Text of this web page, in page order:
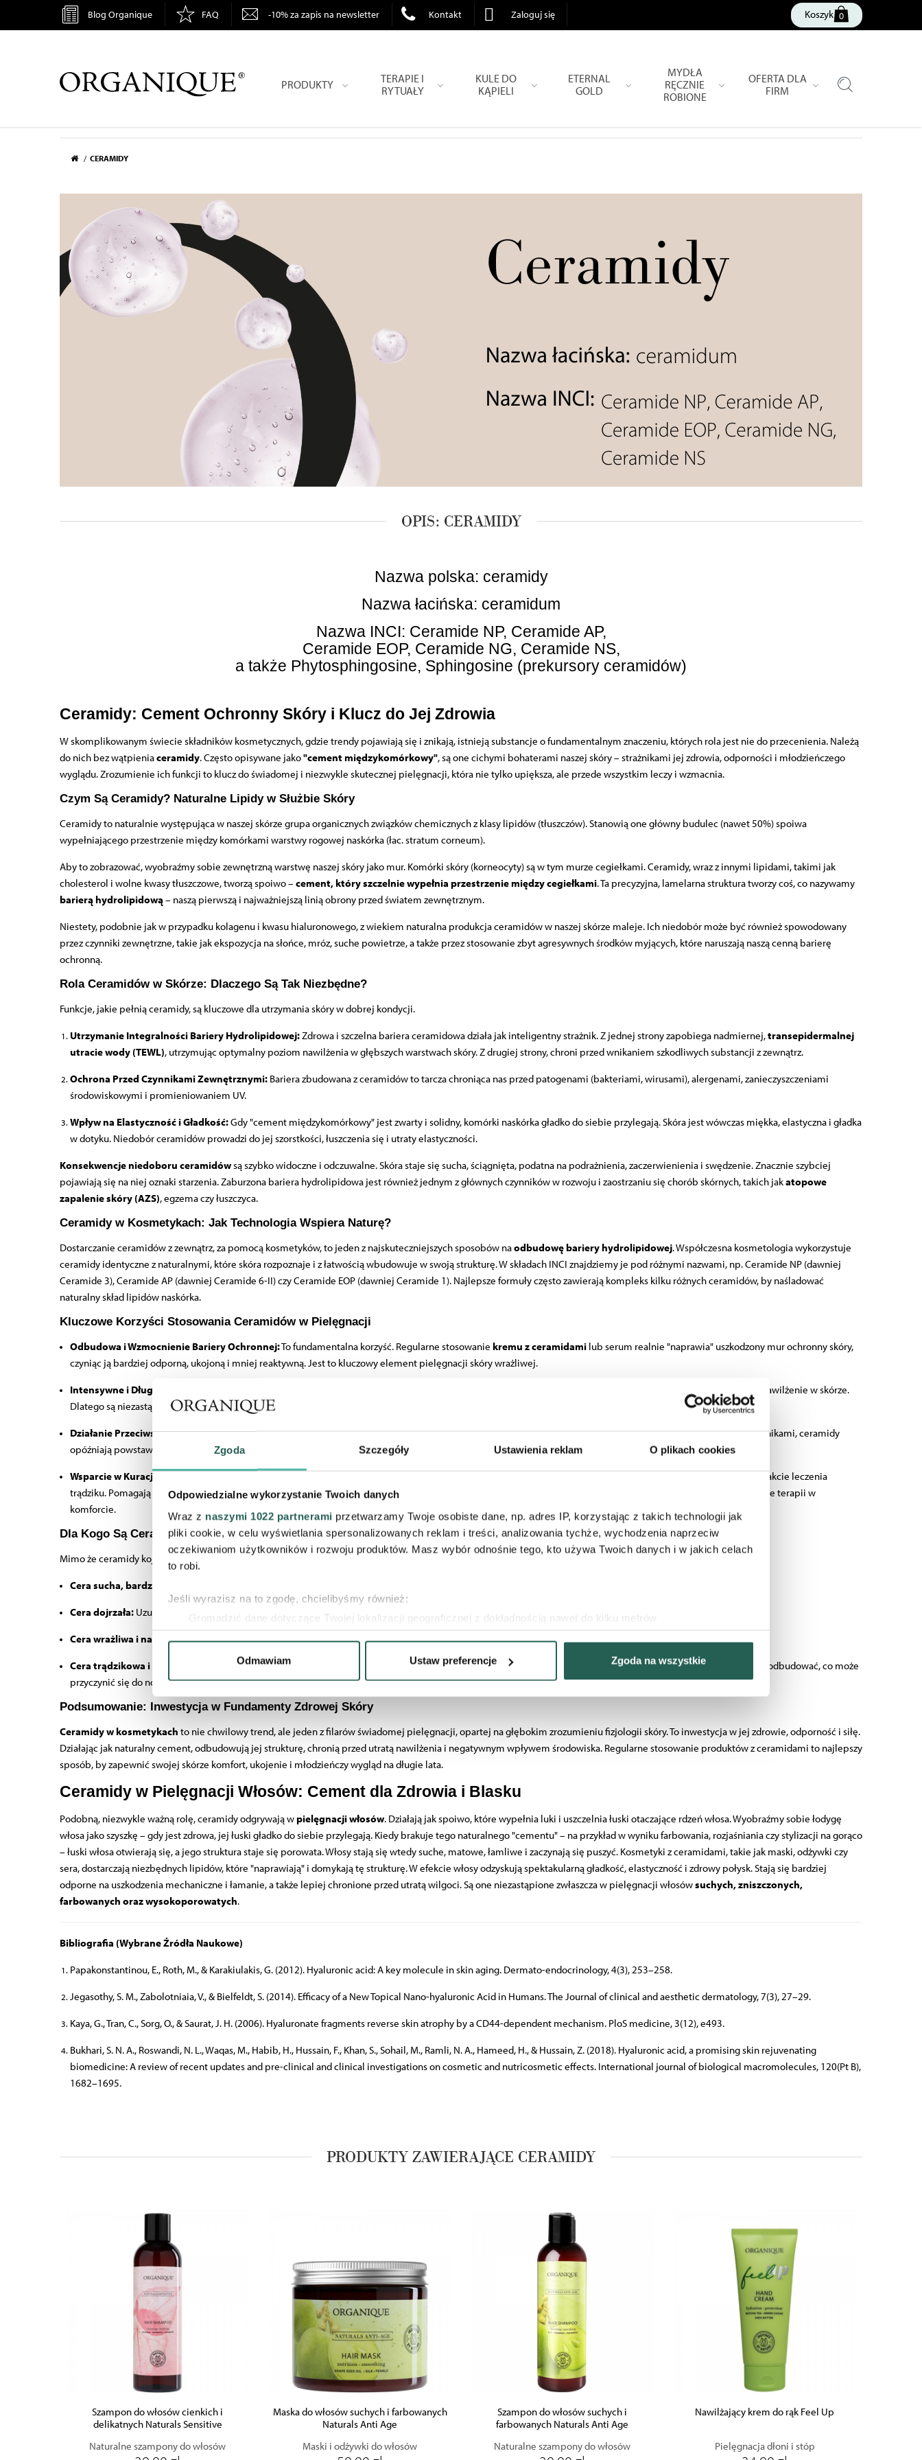
Zgoda Szczegóły Ustawienia reklam O plikach cookies
Odpowiedzialne wykorzystanie Twoich danych
Wraz z naszymi 1022 partnerami przetwarzamy Twoje osobiste dane, np. adres IP, korzystając z takich technologii jak
pliki cookie, w celu wyświetlania spersonalizowanych reklam i treści, analizowania tychże, wychodzenia naprzeciw
oczekiwaniom użytkowników i rozwoju produktów. Masz wybór odnośnie tego, kto używa Twoich danych i w jakich celach
to robi.
Jeśli wyrazisz na to zgodę, chcielibyśmy również:
Gromadzić dane dotyczące Twojej lokalizacji geograficznej z dokładnością nawet do kilku metrów
Identyfikować Twoje urządzenie, aktywnie analizując charakteryzującego je zbiory danych (fingerprinting, czyli
Dowiedz się więcej odnośnie tego, jak Twoje osobiste dane są przetwarzane oraz ustaw własne preferencje w
naszych witrynach. Informacje o tym, jak korzystać z naszej aplikacji, udostępniania społecznościowego, dostępnego w
aplikacji. Partnerzy mogą udostępniać te informacje z innych urządzeń elektrycznych od Ciebie lub uzyskiwanych
podczas korzystania z ich usług.
Odmawiam Ustaw preferencje Zgoda na wszystkie
Koszyk 0
Blog Organique FAQ -10% za zapis na newsletter Kontakt Zaloguj się
ORGANIQUE PRODUKTY
TERAPIE I
RYTUAŁY
KULE DO
KĄPIELI
ETERNAL
GOLD
MYDŁA
RĘCZNIE
ROBIONE
OFERTA DLA
FIRM
CERAMIDY
OPIS: CERAMIDY
Nazwa polska: ceramidy
Nazwa łacińska: ceramidum
Nazwa INCI: Ceramide NP, Ceramide AP,
Ceramide EOP, Ceramide NG, Ceramide NS,
a także Phytosphingosine, Sphingosine (prekursory ceramidów)
Ceramidy: Cement Ochronny Skóry i Klucz do Jej Zdrowia
W skomplikowanym świecie składników kosmetycznych, gdzie trendy pojawiają się i znikają, istnieją substancje o fundamentalnym znaczeniu, których rola jest nie do przecenienia. Należą
do nich bez wątpieniaceramidy. Często opisywane jako"cement międzykomórkowy", są one cichymi bohaterami naszej skóry – strażnikami jej zdrowia, odporności i młodzieńczego
wyglądu. Zrozumienie ich funkcji to klucz do świadomej i niezwykle skutecznej pielęgnacji, która nie tylko upiększa, ale przede wszystkim leczy i wzmacnia.
Czym Są Ceramidy? Naturalne Lipidy w Służbie Skóry
Ceramidy to naturalnie występująca w naszej skórze grupa organicznych związków chemicznych z klasy lipidów (tłuszczów). Stanowią one główny budulec (nawet 50%) spoiwa
wypełniającego przestrzenie między komórkami warstwy rogowej naskórka (łac.stratum corneum).
Aby to zobrazować, wyobraźmy sobie zewnętrzną warstwę naszej skóry jako mur. Komórki skóry (korneocyty) są w tym murze cegiełkami. Ceramidy, wraz z innymi lipidami, takimi jak
cholesterol i wolne kwasy tłuszczowe, tworzą spoiwo – cement, który szczelnie wypełnia przestrzenie między cegiełkami. Ta precyzyjna, lamelarna struktura tworzy coś, co nazywamy
barierą hydrolipidową – naszą pierwszą i najważniejszą linią obrony przed światem zewnętrznym.
Niestety, podobnie jak w przypadku kolagenu i kwasu hialuronowego, z wiekiem naturalna produkcja ceramidów w naszej skórze maleje. Ich niedobór może być również spowodowany
przez czynniki zewnętrzne, takie jak ekspozycja na słońce, mróz, suche powietrze, a także przez stosowanie zbyt agresywnych środków myjących, które naruszają naszą cenną barierę
ochronną.
Rola Ceramidów w Skórze: Dlaczego Są Tak Niezbędne?
Funkcje, jakie pełnią ceramidy, są kluczowe dla utrzymania skóry w dobrej kondycji.
Utrzymanie Integralności Bariery Hydrolipidowej:Zdrowa i szczelna bariera ceramidowa działa jak inteligentny strażnik. Z jednej strony zapobiega nadmiernej,transepidermalnej
utracie wody (TEWL), utrzymując optymalny poziom nawilżenia w głębszych warstwach skóry. Z drugiej strony, chroni przed wnikaniem szkodliwych substancji z zewnątrz.
Ochrona Przed Czynnikami Zewnętrznymi: Bariera zbudowana z ceramidów to tarcza chroniąca nas przed patogenami (bakteriami, wirusami), alergenami, zanieczyszczeniami
środowiskowymi i promieniowaniem UV.
Wpływ na Elastyczność i Gładkość:Gdy "cement międzykomórkowy" jest zwarty i solidny, komórki naskórka gładko do siebie przylegają. Skóra jest wówczas miękka, elastyczna i gładka
w dotyku. Niedobór ceramidów prowadzi do jej szorstkości, łuszczenia się i utraty elastyczności.
Konsekwencje niedoboru ceramidówsą szybko widoczne i odczuwalne. Skóra staje się sucha, ściągnięta, podatna na podrażnienia, zaczerwienienia i swędzenie. Znacznie szybciej
pojawiają się na niej oznaki starzenia. Zaburzona bariera hydrolipidowa jest również jednym z głównych czynników w rozwoju i zaostrzaniu się chorób skórnych, takich jakatopowe
zapalenie skóry (AZS), egzema czy łuszczyca.
Ceramidy w Kosmetykach: Jak Technologia Wspiera Naturę?
Dostarczanie ceramidów z zewnątrz, za pomocą kosmetyków, to jeden z najskuteczniejszych sposobów naodbudowę bariery hydrolipidowej. Współczesna kosmetologia wykorzystuje
ceramidy identyczne z naturalnymi, które skóra rozpoznaje i z łatwością wbudowuje w swoją strukturę. W składach INCI znajdziemy je pod różnymi nazwami, np.Ceramide NP (dawniej
Ceramide 3),Ceramide AP (dawniej Ceramide 6-II) czyCeramide EOP (dawniej Ceramide 1). Najlepsze formuły często zawierają kompleks kilku różnych ceramidów, by naśladować
naturalny skład lipidów naskórka.
Kluczowe Korzyści Stosowania Ceramidów w Pielęgnacji
Odbudowa i Wzmocnienie Bariery Ochronnej:To fundamentalna korzyść. Regularne stosowanie kremu z ceramidami lub serum realnie "naprawia" uszkodzony mur ochronny skóry,
czyniąc ją bardziej odporną, ukojoną i mniej reaktywną. Jest to kluczowy element pielęgnacji skóry wrażliwej.
Intensywne i Długotrwałe Nawilżenie:
Ceramidy nie tyle dostarczają wodę (jak kwas hialuronowy), co zapobiegają jej ucieczce. Działają jak okluzja, "zamykając" nawilżenie w skórze.
Dlatego są niezastąpione wpielęgnacji skóry suchej
Działanie Przeciwstarzeniowe (Anti-Aging):Zdrowa bariera to wolniej starzejąca się skóra. Utrzymując optymalne nawilżenie i chroniąc przed szkodliwymi czynnikami, ceramidy
opóźniają powstawanie zmarszczek. Gładka, dobrze nawilżona i elastyczna skóra wygląda na znacznie młodszą.
Wsparcie w Kuracjach Dermatologicznych:Stosowanie kosmetyków z ceramidami jest niezwykle ważne podczas kuracji retinoidami, kwasami AHA/BHA czy w trakcie leczenia
trądziku. Pomagają one zminimalizować skutki uboczne, takie jak przesuszenie, łuszczenie i podrażnienie, przyspieszając regenerację i pozwalając na kontynuowanie terapii w
komforcie.
Dla Kogo Są Ceramidy? Pielęgnacja dla Każdego
Mimo że ceramidy kojarzą się głównie z pielęgnacją skór problematycznych, ich uniwersalność sprawia, że korzyści z ich stosowania odniesie praktycznie każdy.
Cera sucha, bardzo sucha i atopowa:
Cera dojrzała: Uzupełnia naturalne niedobory lipidów związane z wiekiem, poprawiając jędrność i spłycając zmarszczki wynikające z suchości.
Cera wrażliwa i naczynkowa:Wycisza, łagodzi zaczerwienienia i wzmacnia skórę, czyniąc ją mniej podatną na reakcje alergiczne i podrażnienia.
Cera trądzikowa i tłusta: Często bariera hydrolipidowa tych cer jest naruszona przez agresywne kuracje przeciwtrądzikowe. Lekkikrem z ceramidami
pomaga ją odbudować, co może
przyczynić się do normalizacji wydzielania sebum.
Podsumowanie: Inwestycja w Fundamenty Zdrowej Skóry
Ceramidy w kosmetykach to nie chwilowy trend, ale jeden z filarów świadomej pielęgnacji, opartej na głębokim zrozumieniu fizjologii skóry. To inwestycja w jej zdrowie, odporność i siłę.
Działając jak naturalny cement, odbudowują jej strukturę, chronią przed utratą nawilżenia i negatywnym wpływem środowiska. Regularne stosowanie produktów z ceramidami to najlepszy
sposób, by zapewnić swojej skórze komfort, ukojenie i młodzieńczy wygląd na długie lata.
Ceramidy w Pielęgnacji Włosów: Cement dla Zdrowia i Blasku
Podobną, niezwykle ważną rolę, ceramidy odgrywają wpielęgnacji włosów. Działają jak spoiwo, które wypełnia luki i uszczelnia łuski otaczające rdzeń włosa. Wyobraźmy sobie łodygę
włosa jako szyszkę – gdy jest zdrowa, jej łuski gładko do siebie przylegają. Kiedy brakuje tego naturalnego "cementu" – na przykład w wyniku farbowania, rozjaśniania czy stylizacji na gorąco
– łuski włosa otwierają się, a jego struktura staje się porowata. Włosy stają się wtedy suche, matowe, łamliwe i zaczynają się puszyć. Kosmetyki z ceramidami, takie jak maski, odżywki czy
sera, dostarczają niezbędnych lipidów, które "naprawiają" i domykają tę strukturę. W efekcie włosy odzyskują spektakularną gładkość, elastyczność i zdrowy połysk. Stają się bardziej
odporne na uszkodzenia mechaniczne i łamanie, a także lepiej chronione przed utratą wilgoci. Są one niezastąpione zwłaszcza w pielęgnacji włosówsuchych, zniszczonych,
farbowanych oraz wysokoporowatych.
Bibliografia (Wybrane Źródła Naukowe)
Papakonstantinou, E., Roth, M., & Karakiulakis, G. (2012). Hyaluronic acid: A key molecule in skin aging. Dermato-endocrinology, 4(3), 253–258.
Jegasothy, S. M., Zabolotniaia, V., & Bielfeldt, S. (2014). Efficacy of a New Topical Nano-hyaluronic Acid in Humans.The Journal of clinical and aesthetic dermatology, 7(3), 27–29.
Kaya, G., Tran, C., Sorg, O., & Saurat, J. H. (2006). Hyaluronate fragments reverse skin atrophy by a CD44-dependent mechanism. PloS medicine, 3(12), e493.
Bukhari, S. N. A., Roswandi, N. L., Waqas, M., Habib, H., Hussain, F., Khan, S., Sohail, M., Ramli, N. A., Hameed, H., & Hussain, Z. (2018). Hyaluronic acid, a promising skin rejuvenating
biomedicine: A review of recent updates and pre-clinical and clinical investigations on cosmetic and nutricosmetic effects. International journal of biological macromolecules, 120(Pt B),
1682–1695.
PRODUKTY ZAWIERAJĄCE CERAMIDY
ZOBACZ PRODUKT
DODAJ DO KOSZYKA
Szampon do włosów cienkich i
delikatnych Naturals Sensitive
Naturalne szampony do włosów
ZOBACZ PRODUKT
DODAJ DO KOSZYKA
Maska do włosów suchych i farbowanych
Naturals Anti Age
Maski i odżywki do włosów
ZOBACZ PRODUKT
DODAJ DO KOSZYKA
Szampon do włosów suchych i
farbowanych Naturals Anti Age
Naturalne szampony do włosów
ZOBACZ PRODUKT
DODAJ DO KOSZYKA
Nawilżający krem do rąk Feel Up
Pielęgnacja dłoni i stóp